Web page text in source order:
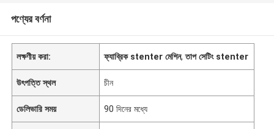
পণ্যের বর্ণনা
লক্ষণীয় করা: ফ্যাব্রিক stenter মেশিন,তাপ সেটিং stenter
উৎপত্তি স্থল চীন
ডেলিভারি সময় 90 দিনের মধ্যে